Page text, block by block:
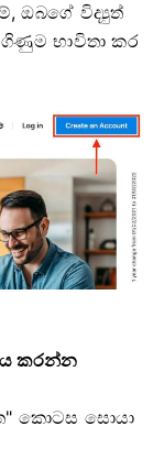
ඔබගේ විද්‍යුත්
භාවිතා කර
කරන්න
කොටස සොයා